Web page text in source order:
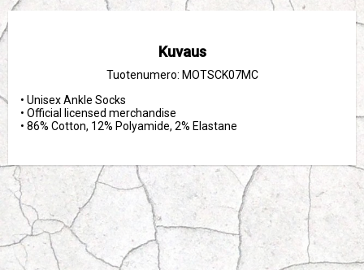
Kuvaus
Tuotenumero: MOTSCK07MC
• Unisex Ankle Socks
• Official licensed merchandise
• 86% Cotton, 12% Polyamide, 2% Elastane